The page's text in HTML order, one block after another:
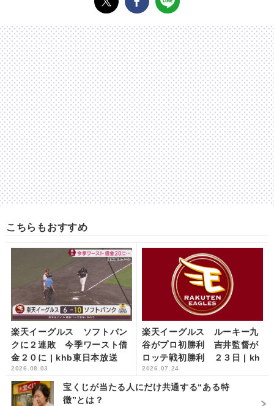
こちらもおすすめ
楽天イーグルス ソフトバン
クに２連敗 今季ワースト借
金２０に | khb東日本放送
2026.08.03
楽天イーグルス ルーキー九
谷がプロ初勝利 吉井監督が
ロッテ戦初勝利 ２３日 | kh
b東日本放送
2026.07.24
宝くじが当たる人にだけ共通する“ある特
徴”とは？